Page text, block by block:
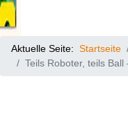
Aktuelle Seite: Startseite
Teils Roboter, teils